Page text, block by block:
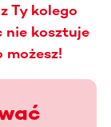
Ty kolego
nie kosztuje
możesz!